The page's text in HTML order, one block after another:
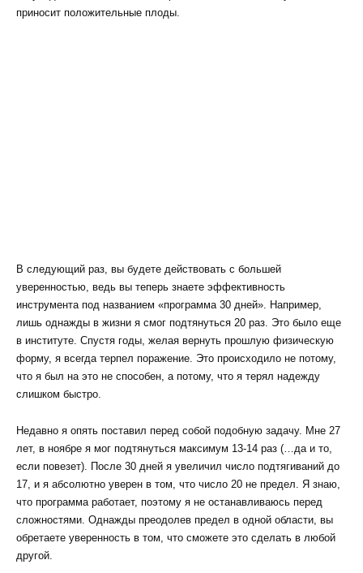
приносит положительные плоды.
В следующий раз, вы будете действовать с большей
уверенностью, ведь вы теперь знаете эффективность
инструмента под названием «программа 30 дней». Например,
лишь однажды в жизни я смог подтянуться 20 раз. Это было еще
в институте. Спустя годы, желая вернуть прошлую физическую
форму, я всегда терпел поражение. Это происходило не потому,
что я был на это не способен, а потому, что я терял надежду
слишком быстро.
Недавно я опять поставил перед собой подобную задачу. Мне 27
лет, в ноябре я мог подтянуться максимум 13-14 раз (…да и то,
если повезет). После 30 дней я увеличил число подтягиваний до
17, и я абсолютно уверен в том, что число 20 не предел. Я знаю,
что программа работает, поэтому я не останавливаюсь перед
сложностями. Однажды преодолев предел в одной области, вы
обретаете уверенность в том, что сможете это сделать в любой
другой.